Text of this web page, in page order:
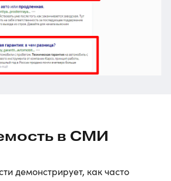
в СМИ
демонстрирует, как часто